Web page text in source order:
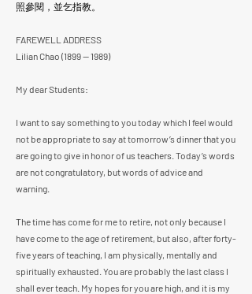
照參閱，並乞指教。
FAREWELL ADDRESS
Lilian Chao (1899 — 1989)
My dear Students:
I want to say something to you today which I feel would
not be appropriate to say at tomorrow’s dinner that you
are going to give in honor of us teachers. Today’s words
are not congratulatory, but words of advice and
warning.
The time has come for me to retire, not only because I
have come to the age of retirement, but also, after forty-
five years of teaching, I am physically, mentally and
spiritually exhausted. You are probably the last class I
shall ever teach. My hopes for you are high, and it is my